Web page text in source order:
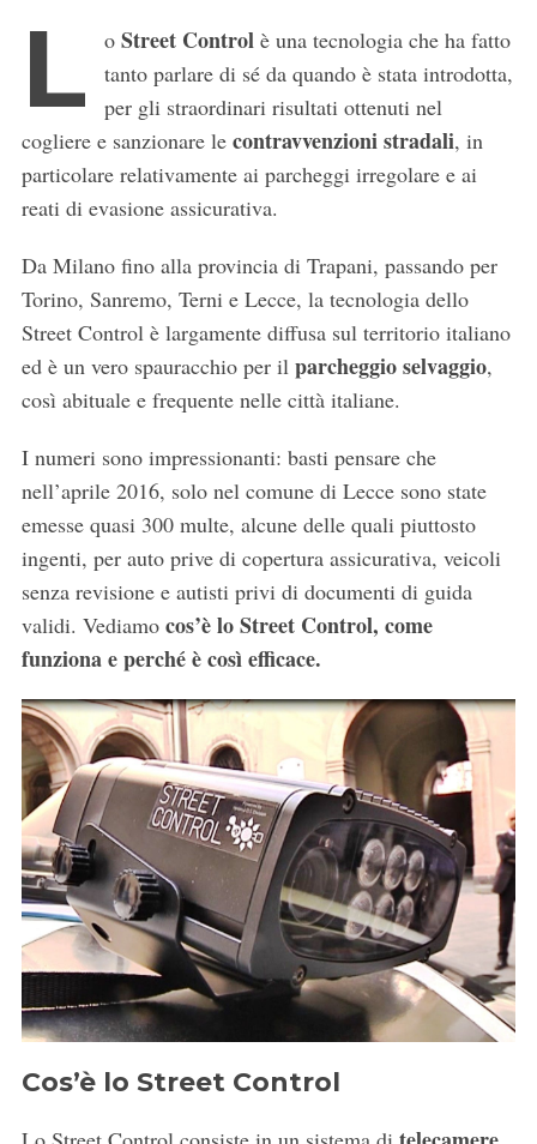
L o Street Control è una tecnologia che ha fatto
tanto parlare di sé da quando è stata introdotta,
per gli straordinari risultati ottenuti nel
cogliere e sanzionare le contravvenzioni stradali, in
particolare relativamente ai parcheggi irregolare e ai
reati di evasione assicurativa.
Da Milano fino alla provincia di Trapani, passando per
Torino, Sanremo, Terni e Lecce, la tecnologia dello
Street Control è largamente diffusa sul territorio italiano
ed è un vero spauracchio per il parcheggio selvaggio,
così abituale e frequente nelle città italiane.
I numeri sono impressionanti: basti pensare che
nell’aprile 2016, solo nel comune di Lecce sono state
emesse quasi 300 multe, alcune delle quali piuttosto
ingenti, per auto prive di copertura assicurativa, veicoli
senza revisione e autisti privi di documenti di guida
validi. Vediamo cos’è lo Street Control, come
funziona e perché è così efficace.
Cos’è lo Street Control